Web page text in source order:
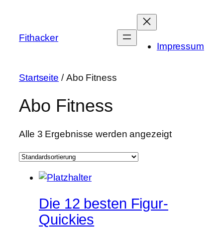
springen
Fithacker
Impressum
Startseite / Abo Fitness
Abo Fitness
Alle 3 Ergebnisse werden angezeigt
Die 12 besten Figur-
Quickies